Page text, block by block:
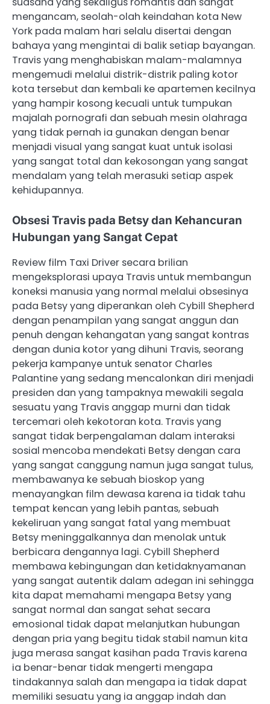
mengancam, seolah-olah keindahan kota New
York pada malam hari selalu disertai dengan
bahaya yang mengintai di balik setiap bayangan.
Travis yang menghabiskan malam-malamnya
mengemudi melalui distrik-distrik paling kotor
kota tersebut dan kembali ke apartemen kecilnya
yang hampir kosong kecuali untuk tumpukan
majalah pornografi dan sebuah mesin olahraga
yang tidak pernah ia gunakan dengan benar
menjadi visual yang sangat kuat untuk isolasi
yang sangat total dan kekosongan yang sangat
mendalam yang telah merasuki setiap aspek
kehidupannya.
Obsesi Travis pada Betsy dan Kehancuran
Hubungan yang Sangat Cepat
Review film Taxi Driver secara brilian
mengeksplorasi upaya Travis untuk membangun
koneksi manusia yang normal melalui obsesinya
pada Betsy yang diperankan oleh Cybill Shepherd
dengan penampilan yang sangat anggun dan
penuh dengan kehangatan yang sangat kontras
dengan dunia kotor yang dihuni Travis, seorang
pekerja kampanye untuk senator Charles
Palantine yang sedang mencalonkan diri menjadi
presiden dan yang tampaknya mewakili segala
sesuatu yang Travis anggap murni dan tidak
tercemari oleh kekotoran kota. Travis yang
sangat tidak berpengalaman dalam interaksi
sosial mencoba mendekati Betsy dengan cara
yang sangat canggung namun juga sangat tulus,
membawanya ke sebuah bioskop yang
menayangkan film dewasa karena ia tidak tahu
tempat kencan yang lebih pantas, sebuah
kekeliruan yang sangat fatal yang membuat
Betsy meninggalkannya dan menolak untuk
berbicara dengannya lagi. Cybill Shepherd
membawa kebingungan dan ketidaknyamanan
yang sangat autentik dalam adegan ini sehingga
kita dapat memahami mengapa Betsy yang
sangat normal dan sangat sehat secara
emosional tidak dapat melanjutkan hubungan
dengan pria yang begitu tidak stabil namun kita
juga merasa sangat kasihan pada Travis karena
ia benar-benar tidak mengerti mengapa
tindakannya salah dan mengapa ia tidak dapat
memiliki sesuatu yang ia anggap indah dan